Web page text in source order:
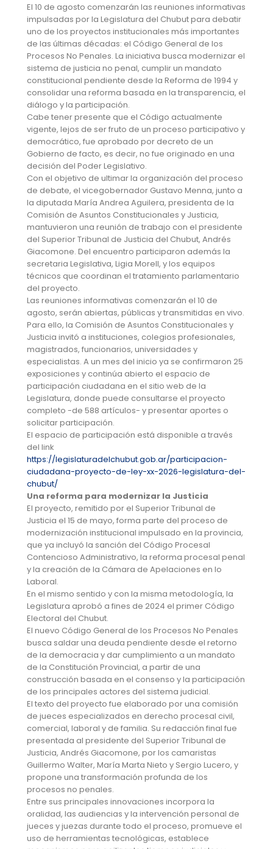
El 10 de agosto comenzarán las reuniones informativas
impulsadas por la Legislatura del Chubut para debatir
uno de los proyectos institucionales más importantes
de las últimas décadas: el Código General de los
Procesos No Penales. La iniciativa busca modernizar el
sistema de justicia no penal, cumplir un mandato
constitucional pendiente desde la Reforma de 1994 y
consolidar una reforma basada en la transparencia, el
diálogo y la participación.
Cabe tener presente que el Código actualmente
vigente, lejos de ser fruto de un proceso participativo y
democrático, fue aprobado por decreto de un
Gobierno de facto, es decir, no fue originado en una
decisión del Poder Legislativo.
Con el objetivo de ultimar la organización del proceso
de debate, el vicegobernador Gustavo Menna, junto a
la diputada María Andrea Aguilera, presidenta de la
Comisión de Asuntos Constitucionales y Justicia,
mantuvieron una reunión de trabajo con el presidente
del Superior Tribunal de Justicia del Chubut, Andrés
Giacomone. Del encuentro participaron además la
secretaria Legislativa, Ligia Morell, y los equipos
técnicos que coordinan el tratamiento parlamentario
del proyecto.
Las reuniones informativas comenzarán el 10 de
agosto, serán abiertas, públicas y transmitidas en vivo.
Para ello, la Comisión de Asuntos Constitucionales y
Justicia invitó a instituciones, colegios profesionales,
magistrados, funcionarios, universidades y
especialistas. A un mes del inicio ya se confirmaron 25
exposiciones y continúa abierto el espacio de
participación ciudadana en el sitio web de la
Legislatura, donde puede consultarse el proyecto
completo -de 588 artículos- y presentar aportes o
solicitar participación.
El espacio de participación está disponible a través
del link
https://legislaturadelchubut.gob.ar/participacion-
ciudadana-proyecto-de-ley-xx-2026-legislatura-del-
chubut/
Una reforma para modernizar la Justicia
El proyecto, remitido por el Superior Tribunal de
Justicia el 15 de mayo, forma parte del proceso de
modernización institucional impulsado en la provincia,
que ya incluyó la sanción del Código Procesal
Contencioso Administrativo, la reforma procesal penal
y la creación de la Cámara de Apelaciones en lo
Laboral.
En el mismo sentido y con la misma metodología, la
Legislatura aprobó a fines de 2024 el primer Código
Electoral del Chubut.
El nuevo Código General de los Procesos No Penales
busca saldar una deuda pendiente desde el retorno
de la democracia y dar cumplimiento a un mandato
de la Constitución Provincial, a partir de una
construcción basada en el consenso y la participación
de los principales actores del sistema judicial.
El texto del proyecto fue elaborado por una comisión
de jueces especializados en derecho procesal civil,
comercial, laboral y de familia. Su redacción final fue
presentada al presidente del Superior Tribunal de
Justicia, Andrés Giacomone, por los camaristas
Guillermo Walter, María Marta Nieto y Sergio Lucero, y
propone una transformación profunda de los
procesos no penales.
Entre sus principales innovaciones incorpora la
oralidad, las audiencias y la intervención personal de
jueces y juezas durante todo el proceso, promueve el
uso de herramientas tecnológicas, establece